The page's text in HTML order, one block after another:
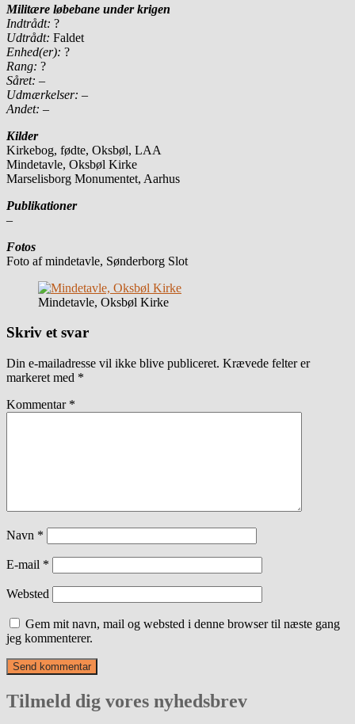
Militære løbebane under krigen
Indtrådt: ?
Udtrådt: Faldet
Enhed(er): ?
Rang: ?
Såret: –
Udmærkelser: –
Andet: –
Kilder
Kirkebog, fødte, Oksbøl, LAA
Mindetavle, Oksbøl Kirke
Marselisborg Monumentet, Aarhus
Publikationer
–
Fotos
Foto af mindetavle, Sønderborg Slot
Mindetavle, Oksbøl Kirke
Skriv et svar
Din e-mailadresse vil ikke blive publiceret. Krævede felter er
markeret med *
Kommentar *
Navn *
E-mail *
Websted
Gem mit navn, mail og websted i denne browser til næste gang
jeg kommenterer.
Tilmeld dig vores nyhedsbrev